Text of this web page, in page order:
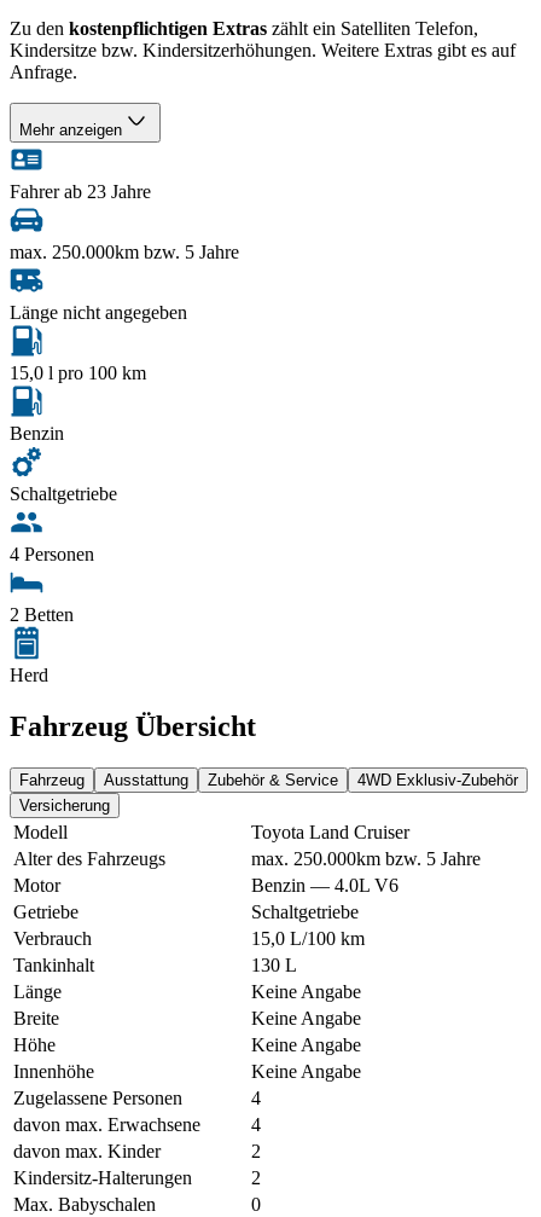
Zu den kostenpflichtigen Extras zählt ein Satelliten Telefon,
Kindersitze bzw. Kindersitzerhöhungen. Weitere Extras gibt es auf
Anfrage.
Mehr anzeigen
Fahrer ab 23 Jahre
max. 250.000km bzw. 5 Jahre
Länge nicht angegeben
15,0 l pro 100 km
Benzin
Schaltgetriebe
4 Personen
2 Betten
Herd
Fahrzeug Übersicht
Fahrzeug Ausstattung Zubehör & Service
4WD Exklusiv-Zubehör
Versicherung
Modell
Toyota Land Cruiser
Alter des Fahrzeugs
max. 250.000km bzw. 5 Jahre
Motor
Benzin — 4.0L V6
Getriebe
Schaltgetriebe
Verbrauch
15,0 L/100 km
Tankinhalt
130 L
Länge
Keine Angabe
Breite
Keine Angabe
Höhe
Keine Angabe
Innenhöhe
Keine Angabe
Zugelassene Personen
4
davon max. Erwachsene
4
davon max. Kinder
2
Kindersitz-Halterungen
2
Max. Babyschalen
0